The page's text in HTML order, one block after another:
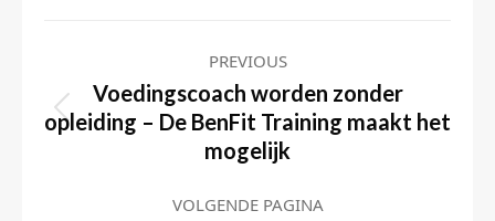
navigationPREVIOUS
Previous
post:
Voedingscoach worden zonder
opleiding – De BenFit Training maakt het
mogelijk
VOLGENDE PAGINA